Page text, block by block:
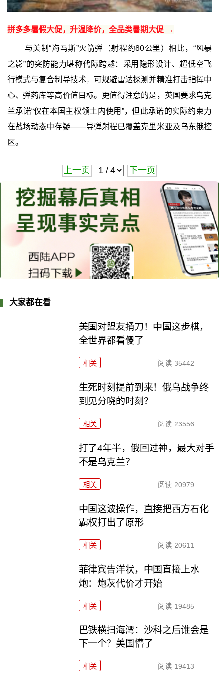
拼多多暑假大促，升温降价，全品类暑期大促 →
与美制“海马斯”火箭弹（射程约80公里）相比，“风暴
之影”的突防能力堪称代际跨越：采用隐形设计、超低空飞
行模式与复合制导技术，可规避雷达探测并精准打击指挥中
心、弹药库等高价值目标。更值得注意的是，英国要求乌克
兰承诺“仅在本国主权领土内使用”，但此承诺的实际约束力
在战场动态中存疑——导弹射程已覆盖克里米亚及乌东俄控
区。
上一页 下一页
大家都在看
美国对盟友捅刀！中国这步棋，
全世界都看傻了
相关 阅读 35442
生死时刻提前到来！俄乌战争终
到见分晓的时刻？
相关 阅读 23556
打了4年半，俄回过神，最大对手
不是乌克兰？
相关 阅读 20979
中国这波操作，直接把西方石化
霸权打出了原形
相关 阅读 20611
菲律宾告洋状，中国直接上水
炮：炮灰代价才开始
相关 阅读 19485
巴铁横扫海湾：沙科之后谁会是
下一个？美国懵了
相关 阅读 19413